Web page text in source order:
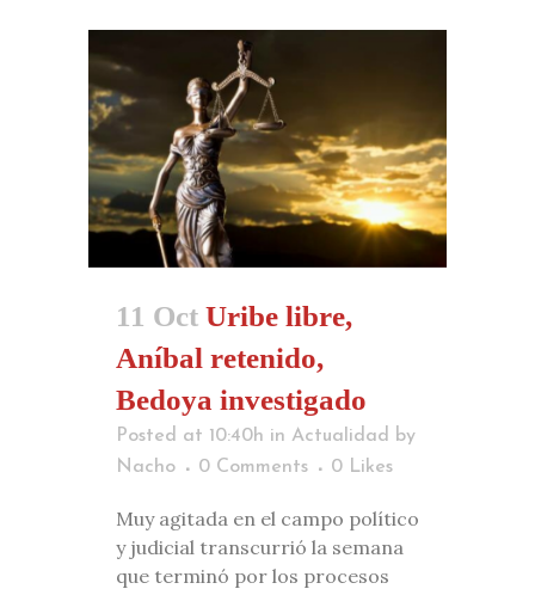
11 Oct Uribe libre,
Aníbal retenido,
Bedoya investigado
Posted at 10:40h in Actualidad by
Nacho
0 Comments 0 Likes
Muy agitada en el campo político
y judicial transcurrió la semana
que terminó por los procesos